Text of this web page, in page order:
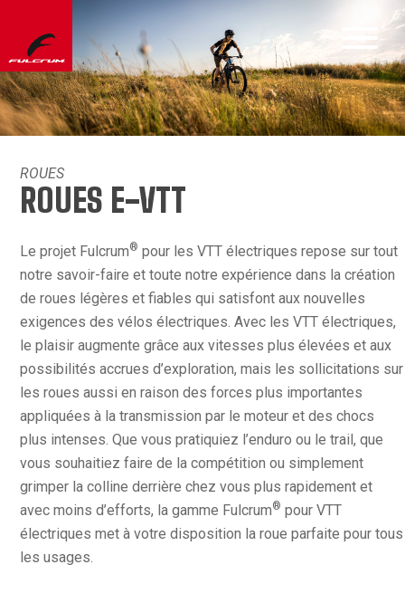
ROUES
ROUES E-VTT
Le projet Fulcrum® pour les VTT électriques repose sur tout
notre savoir-faire et toute notre expérience dans la création
de roues légères et fiables qui satisfont aux nouvelles
exigences des vélos électriques. Avec les VTT électriques,
le plaisir augmente grâce aux vitesses plus élevées et aux
possibilités accrues d’exploration, mais les sollicitations sur
les roues aussi en raison des forces plus importantes
appliquées à la transmission par le moteur et des chocs
plus intenses. Que vous pratiquiez l’enduro ou le trail, que
vous souhaitiez faire de la compétition ou simplement
grimper la colline derrière chez vous plus rapidement et
avec moins d’efforts, la gamme Fulcrum® pour VTT
électriques met à votre disposition la roue parfaite pour tous
les usages.